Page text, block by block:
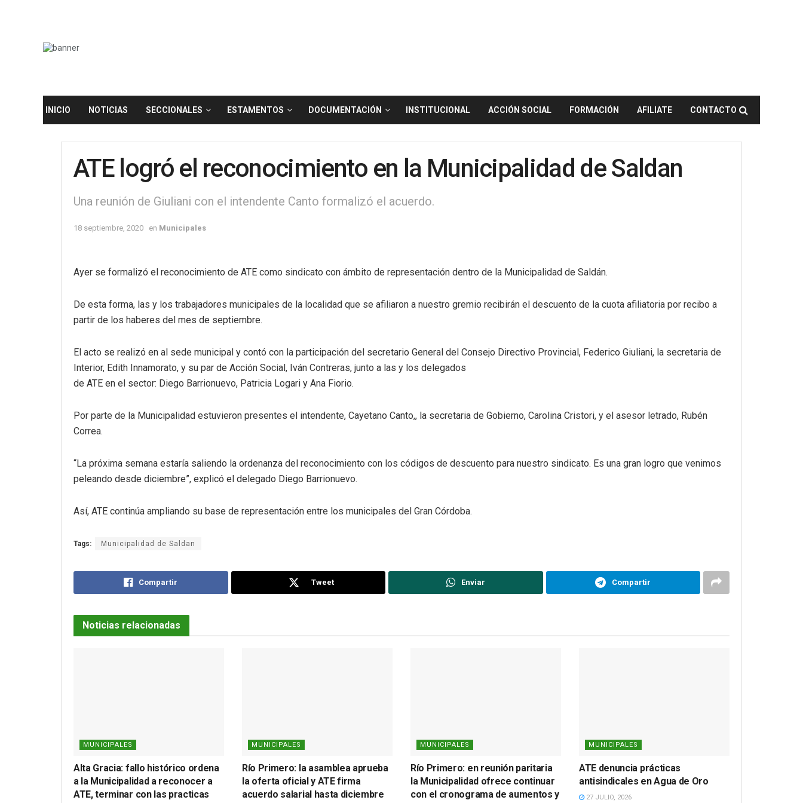
INICIO NOTICIAS SECCIONALES ESTAMENTOS DOCUMENTACIÓN INSTITUCIONAL ACCIÓN SOCIAL FORMACIÓN AFILIATE CONTACTO
ATE logró el reconocimiento en la Municipalidad de Saldan
Una reunión de Giuliani con el intendente Canto formalizó el acuerdo.
18 septiembre, 2020 en Municipales
Ayer se formalizó el reconocimiento de ATE como sindicato con ámbito de representación dentro de la Municipalidad de Saldán.
De esta forma, las y los trabajadores municipales de la localidad que se afiliaron a nuestro gremio recibirán el descuento de la cuota afiliatoria por recibo a
partir de los haberes del mes de septiembre.
El acto se realizó en al sede municipal y contó con la participación del secretario General del Consejo Directivo Provincial, Federico Giuliani, la secretaria de
Interior, Edith Innamorato, y su par de Acción Social, Iván Contreras, junto a las y los delegados
de ATE en el sector: Diego Barrionuevo, Patricia Logari y Ana Fiorio.
Por parte de la Municipalidad estuvieron presentes el intendente, Cayetano Canto,, la secretaria de Gobierno, Carolina Cristori, y el asesor letrado, Rubén
Correa.
“La próxima semana estaría saliendo la ordenanza del reconocimiento con los códigos de descuento para nuestro sindicato. Es una gran logro que venimos
peleando desde diciembre”, explicó el delegado Diego Barrionuevo.
Así, ATE continúa ampliando su base de representación entre los municipales del Gran Córdoba.
Tags: Municipalidad de Saldan
Compartir Tweet Enviar Compartir
Noticias relacionadas
MUNICIPALES
Alta Gracia: fallo histórico ordena
a la Municipalidad a reconocer a
ATE, terminar con las practicas
MUNICIPALES
Río Primero: la asamblea aprueba
la oferta oficial y ATE firma
acuerdo salarial hasta diciembre
MUNICIPALES
Río Primero: en reunión paritaria
la Municipalidad ofrece continuar
con el cronograma de aumentos y
MUNICIPALES
ATE denuncia prácticas
antisindicales en Agua de Oro
27 JULIO, 2026